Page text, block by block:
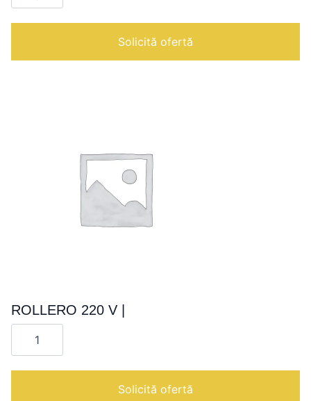
|
Solicită ofertă
ROLLERO 220 V |
Cantitate
ROLLERO
|
Solicită ofertă